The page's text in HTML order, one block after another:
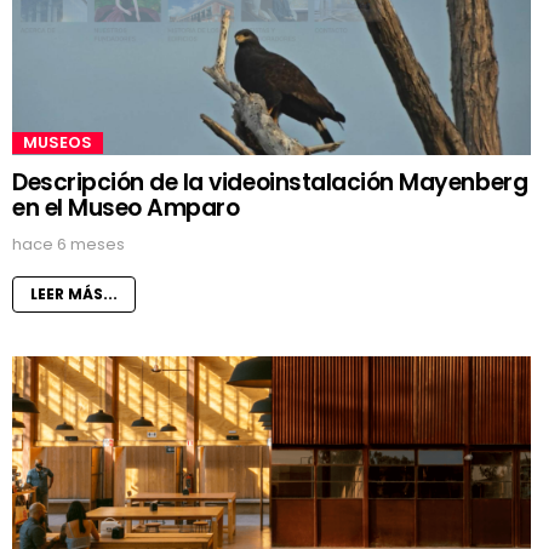
MUSEOS
Descripción de la videoinstalación Mayenberg
en el Museo Amparo
hace 6 meses
LEER MÁS...